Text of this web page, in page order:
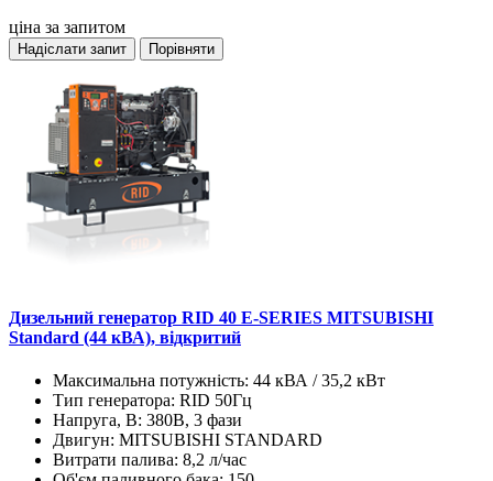
ціна за запитом
Надіслати запит Порівняти
Дизельний генератор RID 40 E-SERIES MITSUBISHI
Standard (44 кВА), відкритий
Максимальна потужність: 44 кВА / 35,2 кВт
Тип генератора: RID 50Гц
Напруга, В: 380В, 3 фази
Двигун: MITSUBISHI STANDARD
Витрати палива: 8,2 л/час